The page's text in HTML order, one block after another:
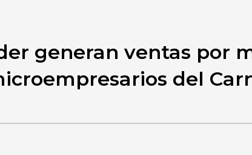
generan ventas por
del